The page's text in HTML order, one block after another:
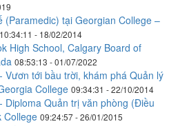
(Paramedic) tại Georgian College –
10:34:11 - 18/02/2014
High School, Calgary Board of
08:53:13 - 01/07/2022
Vươn tới bầu trời, khám phá Quản lý
College 09:34:31 - 22/10/2014
Diploma Quản trị văn phòng (Điều
College 09:24:57 - 26/01/2015